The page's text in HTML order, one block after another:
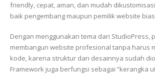
friendly, cepat, aman, dan mudah
baik pengembang maupun pemilik website
Dengan menggunakan tema dari StudioPress,
membangun website profesional tanpa harus
kode, karena struktur dan desainnya sudah
Framework juga berfungsi sebagai “kerangka